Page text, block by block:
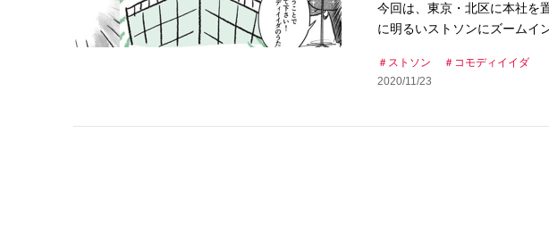
今回は、東京・北区に本社を
に明るいストソンにズームイ
ストソン
コモディイイダ
2020/11/23